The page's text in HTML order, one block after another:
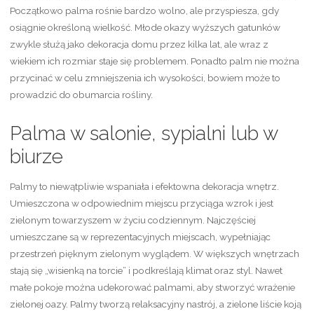
Początkowo palma rośnie bardzo wolno, ale przyspiesza, gdy
osiągnie określoną wielkość. Młode okazy wyższych gatunków
zwykle służą jako dekoracja domu przez kilka lat, ale wraz z
wiekiem ich rozmiar staje się problemem. Ponadto palm nie można
przycinać w celu zmniejszenia ich wysokości, bowiem może to
prowadzić do obumarcia rośliny.
Palma w salonie, sypialni lub w
biurze
Palmy to niewątpliwie wspaniała i efektowna dekoracja wnętrz.
Umieszczona w odpowiednim miejscu przyciąga wzrok i jest
zielonym towarzyszem w życiu codziennym. Najczęściej
umieszczane są w reprezentacyjnych miejscach, wypełniając
przestrzeń pięknym zielonym wyglądem. W większych wnętrzach
stają się „wisienką na torcie” i podkreślają klimat oraz styl. Nawet
małe pokoje można udekorować palmami, aby stworzyć wrażenie
zielonej oazy. Palmy tworzą relaksacyjny nastrój, a zielone liście koją